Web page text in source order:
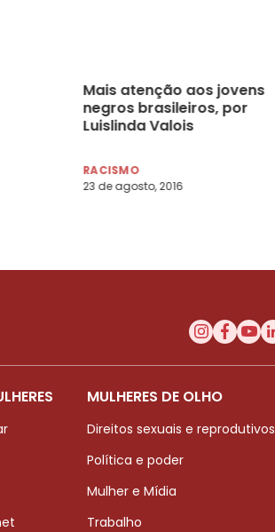
Mais atenção aos jovens
negros brasileiros, por
Luislinda Valois
RACISMO
23 de agosto, 2016
MULHERES DE OLHO
Direitos sexuais e reprodutivos
Política e poder
Mulher e Mídia
Trabalho